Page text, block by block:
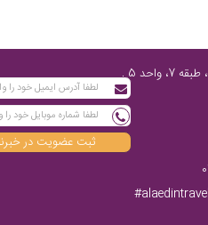
تهران، پاسداران شمالی، پایین‌تر از چهارراه فرمانیه، مابین نارنجستان چهارم و رز، مجتمع آرتمیس فرمانیه، طبقه 7، واحد 5 ,
ثبت عضویت در